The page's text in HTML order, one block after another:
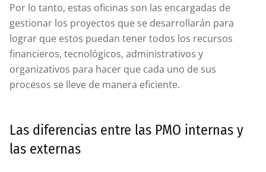
Por lo tanto, estas oficinas son las encargadas de
gestionar los proyectos que se desarrollarán para
lograr que estos puedan tener todos los recursos
financieros, tecnológicos, administrativos y
organizativos para hacer que cada uno de sus
procesos se lleve de manera eficiente.
Las diferencias entre las PMO internas y
las externas